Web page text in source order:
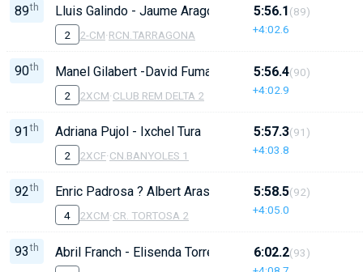
89th Lluis Galindo - Jaume Aragones
2 2-CM·RCN.TARRAGONA
5:56.1
+4:02.6
(89)
90th Manel Gilabert -David Fumado
2 2XCM·CLUB REM DELTA 2
5:56.4
+4:02.9
(90)
91 th Adriana Pujol - Ixchel Tura
2 2XCF·CN.BANYOLES 1
5:57.3
+4:03.8
(91)
92th Enric Padrosa ? Albert Arasa
4 2XCM·CR. TORTOSA 2
5:58.5
+4:05.0
(92)
93 th Abril Franch - Elisenda Torrent 6:02.2(93)